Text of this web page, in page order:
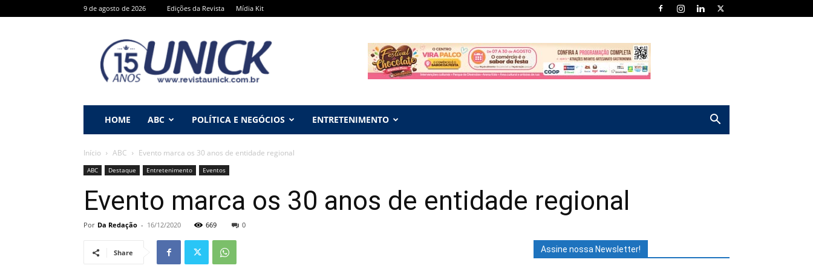
9 de agosto de 2026 Edições da Revista Mídia Kit
Revista
Unick
HOME ABC POLÍTICA E NEGÓCIOS ENTRETENIMENTO
Início ABC Evento marca os 30 anos de entidade regional
ABC Destaque Entretenimento Eventos
Evento marca os 30 anos de entidade regional
Por Da Redação - 16/12/2020 669 0
Share Assine nossa Newsletter!